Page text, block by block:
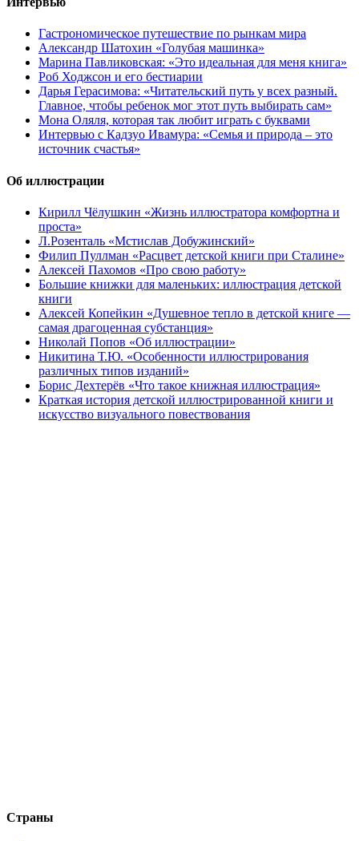
Гастрономическое путешествие по рынкам мира
Александр Шатохин «Голубая машинка»
Марина Павликовская: «Это идеальная для меня книга»
Роб Ходжсон и его бестиарии
Дарья Герасимова: «Читательский путь у всех разный.
Главное, чтобы ребенок мог этот путь выбирать сам»
Мона Оляля, которая так любит играть с буквами
Интервью с Кадзуо Ивамура: «Семья и природа – это
источник счастья»
Об иллюстрации
Кирилл Чёлушкин «Жизнь иллюстратора комфортна и
проста»
Л.Розенталь «Мстислав Добужинский»
Филип Пуллман «Расцвет детской книги при Сталине»
Алексей Пахомов «Про свою работу»
Большие книжки для маленьких: иллюстрация детской
книги
Алексей Копейкин «Душевное тепло в детской книге —
самая драгоценная субстанция»
Николай Попов «Об иллюстрации»
Никитина Т.Ю. «Особенности иллюстрирования
различных типов изданий»
Борис Дехтерёв «Что такое книжная иллюстрация»
Краткая история детской иллюстрированной книги и
искусство визуального повествования
Страны